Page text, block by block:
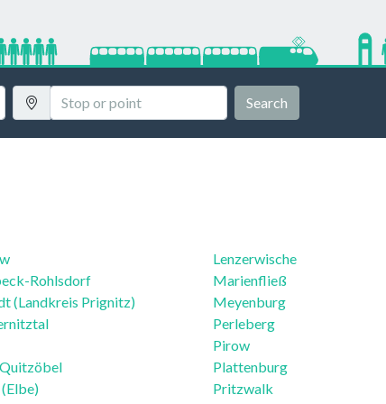
Search
Rohlsdorf
(Landkreis Prignitz)
Lenzerwische
Marienfließ
Meyenburg
Perleberg
Pirow
Plattenburg
Pritzwalk